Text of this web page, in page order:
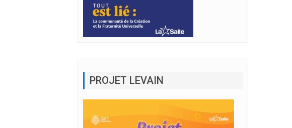
PROJET LEVAIN